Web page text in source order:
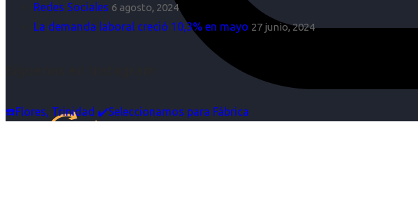
Redes Sociales 6 agosto, 2024
La demanda laboral creció 10,3% en mayo 27 junio, 2024
☎️Flores, Trinidad ✔️Seleccionamos para Fábrica